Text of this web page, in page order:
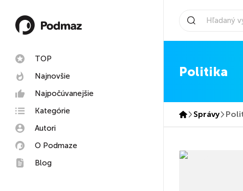
TOP
Najnovšie
Najpočúvanejšie
Kategórie
Autori
O Podmaze
Blog
Politika
Správy